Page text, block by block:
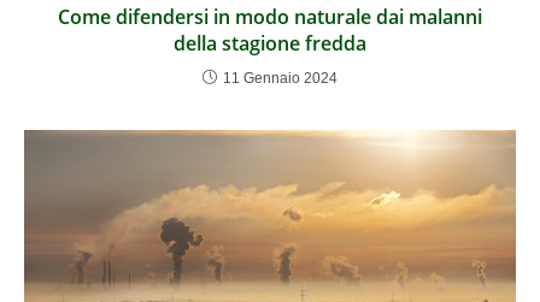
Come difendersi in modo naturale dai malanni
della stagione fredda
11 Gennaio 2024